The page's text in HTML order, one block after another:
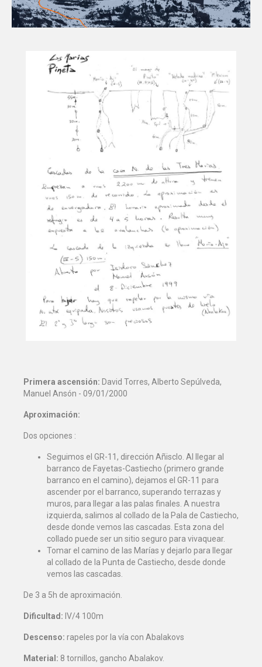
Primera ascensión: David Torres, Alberto Sepúlveda,
Manuel Ansón - 09/01/2000
Aproximación:
Dos opciones :
Seguimos el GR-11, dirección Añisclo. Al llegar al
barranco de Fayetas-Castiecho (primero grande
barranco en el camino), dejamos el GR-11 para
ascender por el barranco, superando terrazas y
muros, para llegar a las palas finales. A nuestra
izquierda, salimos al collado de la Pala de Castiecho,
desde donde vemos las cascadas. Esta zona del
collado puede ser un sitio seguro para vivaquear.
Tomar el camino de las Marías y dejarlo para llegar
al collado de la Punta de Castiecho, desde donde
vemos las cascadas.
De 3 a 5h de aproximación.
Dificultad: IV/4 100m
Descenso: rapeles por la vía con Abalakovs
Material: 8 tornillos, gancho Abalakov.